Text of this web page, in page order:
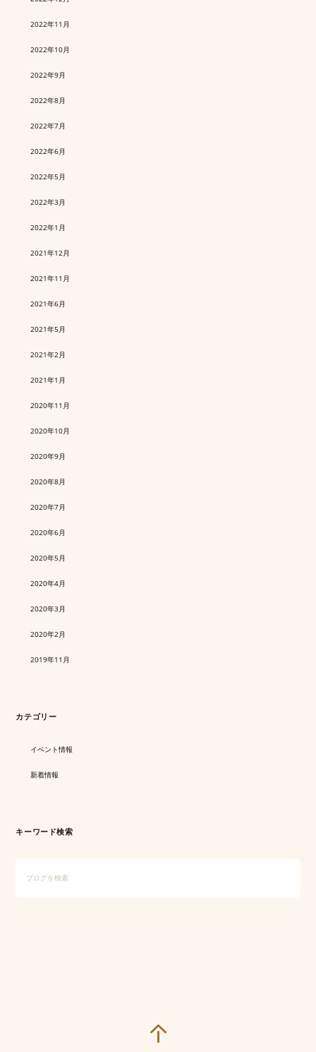
2022年11月
2022年10月
2022年9月
2022年8月
2022年7月
2022年6月
2022年5月
2022年3月
2022年1月
2021年12月
2021年11月
2021年6月
2021年5月
2021年2月
2021年1月
2020年11月
2020年10月
2020年9月
2020年8月
2020年7月
2020年6月
2020年5月
2020年4月
2020年3月
2020年2月
2019年11月
カテゴリー
イベント情報
新着情報
キーワード検索